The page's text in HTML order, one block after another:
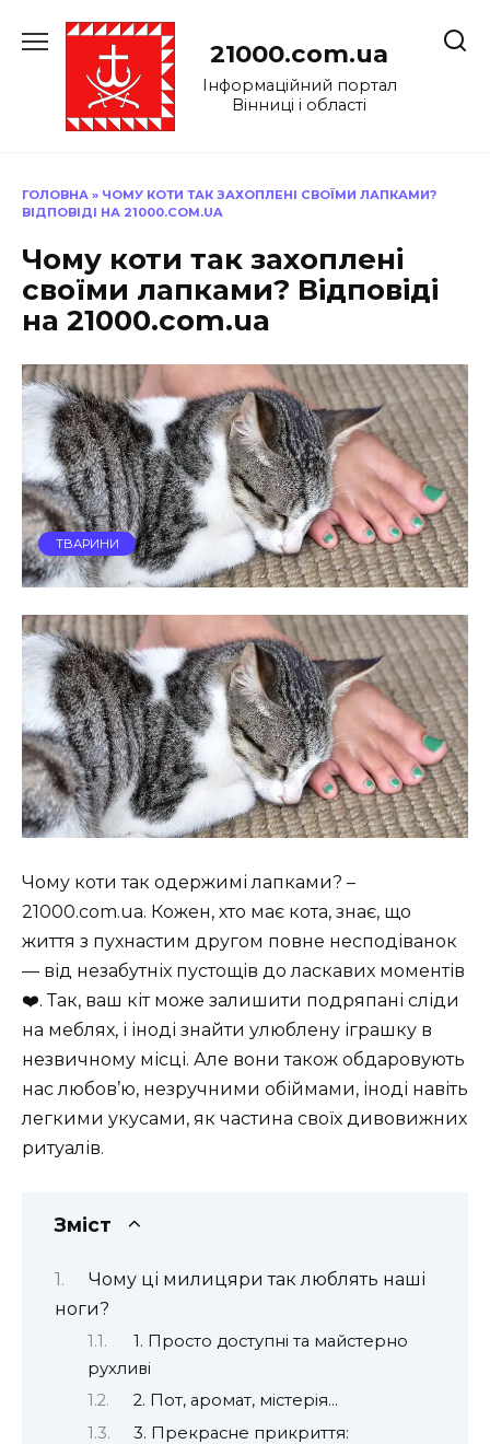
до
21000.com.ua
Інформаційний портал
Вінниці і області
ГОЛОВНА » ЧОМУ КОТИ ТАК ЗАХОПЛЕНІ СВОЇМИ ЛАПКАМИ?
ВІДПОВІДІ НА 21000.COM.UA
Чому коти так захоплені
своїми лапками? Відповіді
на 21000.com.ua
ТВАРИНИ
Чому коти так одержимі лапками? –
21000.com.ua. Кожен, хто має кота, знає, що
життя з пухнастим другом повне несподіванок
— від незабутніх пустощів до ласкавих моментів
❤️. Так, ваш кіт може залишити подряпані сліди
на меблях, і іноді знайти улюблену іграшку в
незвичному місці. Але вони також обдаровують
нас любов’ю, незручними обіймами, іноді навіть
легкими укусами, як частина своїх дивовижних
ритуалів.
Зміст
Чому ці милицяри так люблять наші
ноги?
1. Просто доступні та майстерно
рухливі
2. Пот, аромат, містерія…
3. Прекрасне прикриття: